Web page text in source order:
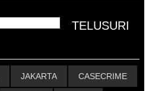
JAKARTA CASECRIME